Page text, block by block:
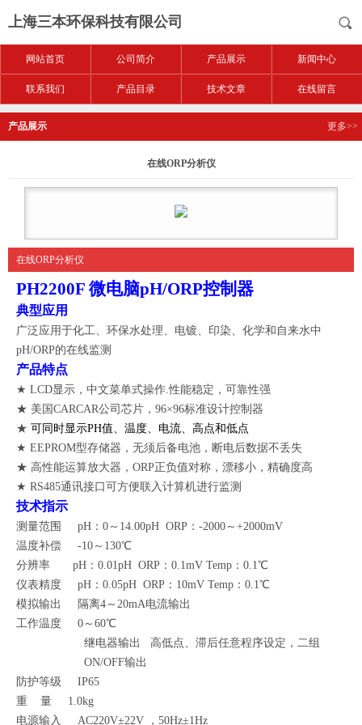
上海三本环保科技有限公司
网站首页 公司简介 产品展示 新闻中心
联系我们 产品目录 技术文章 在线留言
产品展示 更多>>
在线ORP分析仪
在线ORP分析仪
PH2200F 微电脑pH/ORP控制器
典型应用
广泛应用于化工、环保水处理、电镀、印染、化学和自来水中
pH/ORP的在线监测
产品特点
★ LCD显示，中文菜单式操作.性能稳定，可靠性强
★ 美国CARCAR公司芯片，96×96标准设计控制器
★ 可同时显示PH值、温度、电流、高点和低点
★ EEPROM型存储器，无须后备电池，断电后数据不丢失
★ 高性能运算放大器，ORP正负值对称，漂移小，精确度高
★ RS485通讯接口 可方便联入计算机进行监测
技术指示
测量范围 pH：0～14.00pH ORP：-2000～+2000mV
温度补偿 -10～130℃
分辨率 pH：0.01pH ORP：0.1mV Temp：0.1℃
仪表精度 pH：0.05pH ORP：10mV Temp：0.1℃
模拟输出 隔离4～20mA电流输出
工作温度 0～60℃
继电器输出 高低点、滞后任意程序设定，二组
ON/OFF输出
防护等级 IP65
重 量 1.0kg
电源输入 AC220V±22V ，50Hz±1Hz